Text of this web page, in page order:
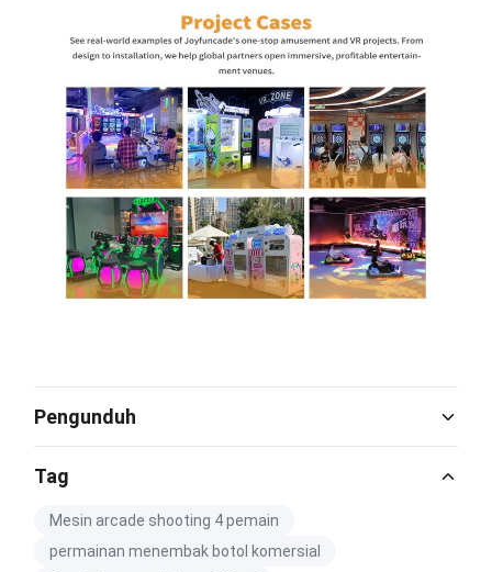
Pengunduh
PDF
Tag
Mesin arcade shooting 4 pemain
permainan menembak botol komersial